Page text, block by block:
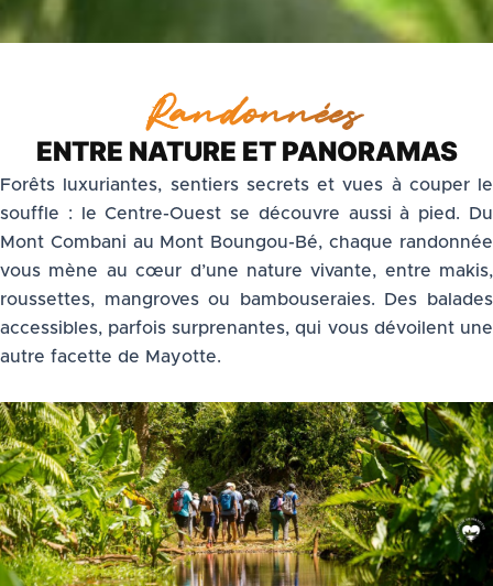
Randonnées
ENTRE NATURE ET PANORAMAS
Forêts luxuriantes, sentiers secrets et vues à couper le
souffle : le Centre-Ouest se découvre aussi à pied. Du
Mont Combani au Mont Boungou-Bé, chaque randonnée
vous mène au cœur d’une nature vivante, entre makis,
roussettes, mangroves ou bambouseraies. Des balades
accessibles, parfois surprenantes, qui vous dévoilent une
autre facette de Mayotte.